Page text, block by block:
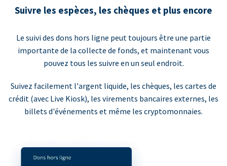
Suivre les espèces, les chèques et plus encore
Le suivi des dons hors ligne peut toujours être une partie
importante de la collecte de fonds, et maintenant vous
pouvez tous les suivre en un seul endroit.
Suivez facilement l'argent liquide, les chèques, les cartes de
crédit (avec Live Kiosk), les virements bancaires externes, les
billets d'événements et même les cryptomonnaies.